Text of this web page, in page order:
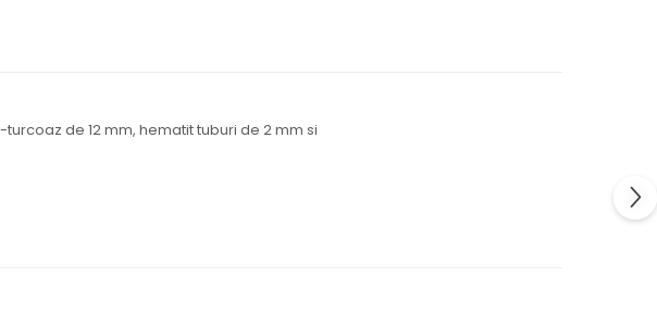
de 12 mm, hematit tuburi de 2 mm si